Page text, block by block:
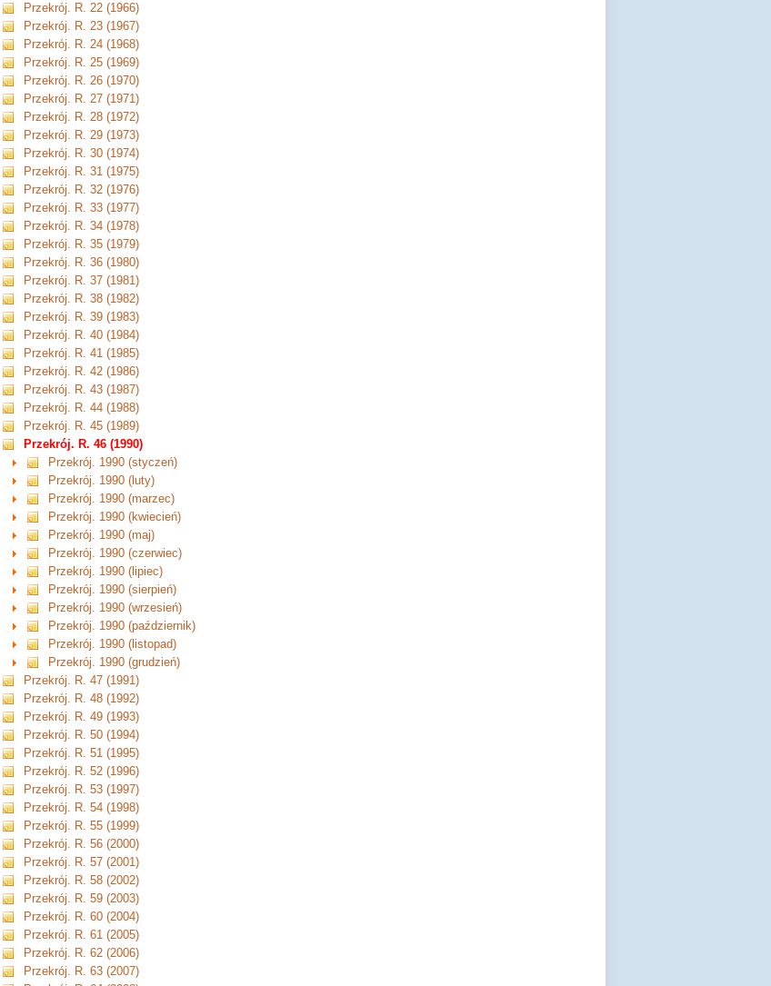
Przekrój. R. 22 (1966)
Przekrój. R. 23 (1967)
Przekrój. R. 24 (1968)
Przekrój. R. 25 (1969)
Przekrój. R. 26 (1970)
Przekrój. R. 27 (1971)
Przekrój. R. 28 (1972)
Przekrój. R. 29 (1973)
Przekrój. R. 30 (1974)
Przekrój. R. 31 (1975)
Przekrój. R. 32 (1976)
Przekrój. R. 33 (1977)
Przekrój. R. 34 (1978)
Przekrój. R. 35 (1979)
Przekrój. R. 36 (1980)
Przekrój. R. 37 (1981)
Przekrój. R. 38 (1982)
Przekrój. R. 39 (1983)
Przekrój. R. 40 (1984)
Przekrój. R. 41 (1985)
Przekrój. R. 42 (1986)
Przekrój. R. 43 (1987)
Przekrój. R. 44 (1988)
Przekrój. R. 45 (1989)
Przekrój. R. 46 (1990)
Przekrój. 1990 (styczeń)
Przekrój. 1990 (luty)
Przekrój. 1990 (marzec)
Przekrój. 1990 (kwiecień)
Przekrój. 1990 (maj)
Przekrój. 1990 (czerwiec)
Przekrój. 1990 (lipiec)
Przekrój. 1990 (sierpień)
Przekrój. 1990 (wrzesień)
Przekrój. 1990 (październik)
Przekrój. 1990 (listopad)
Przekrój. 1990 (grudzień)
Przekrój. R. 47 (1991)
Przekrój. R. 48 (1992)
Przekrój. R. 49 (1993)
Przekrój. R. 50 (1994)
Przekrój. R. 51 (1995)
Przekrój. R. 52 (1996)
Przekrój. R. 53 (1997)
Przekrój. R. 54 (1998)
Przekrój. R. 55 (1999)
Przekrój. R. 56 (2000)
Przekrój. R. 57 (2001)
Przekrój. R. 58 (2002)
Przekrój. R. 59 (2003)
Przekrój. R. 60 (2004)
Przekrój. R. 61 (2005)
Przekrój. R. 62 (2006)
Przekrój. R. 63 (2007)